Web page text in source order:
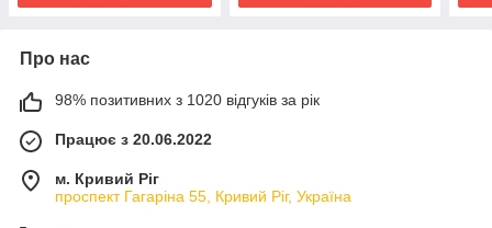
Про нас
98% позитивних з 1020 відгуків за рік
Працює з 20.06.2022
м. Кривий Ріг
проспект Гагаріна 55, Кривий Ріг, Україна